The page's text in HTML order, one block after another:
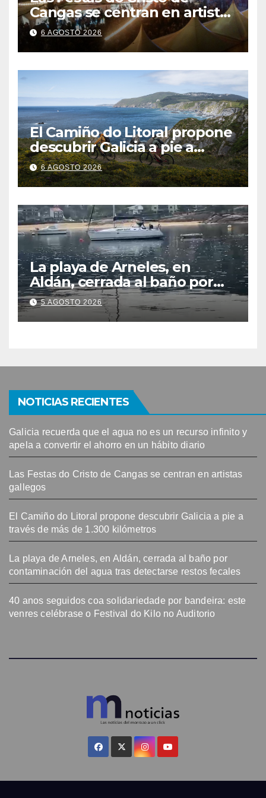
Cangas se centran en artistas
gallegos
6 AGOSTO 2026
El Camiño do Litoral propone
descubrir Galicia a pie a
través de más de 1.300
kilómetros
6 AGOSTO 2026
La playa de Arneles, en
Aldán, cerrada al baño por
contaminación del agua tras
detectarse restos fecales
5 AGOSTO 2026
NOTICIAS RECIENTES
Galicia recuerda que el agua no es un recurso infinito y
apela a convertir el ahorro en un hábito diario
Las Festas do Cristo de Cangas se centran en artistas
gallegos
El Camiño do Litoral propone descubrir Galicia a pie a
través de más de 1.300 kilómetros
La playa de Arneles, en Aldán, cerrada al baño por
contaminación del agua tras detectarse restos fecales
40 anos seguidos coa solidariedade por bandeira: este
venres celébrase o Festival do Kilo no Auditorio